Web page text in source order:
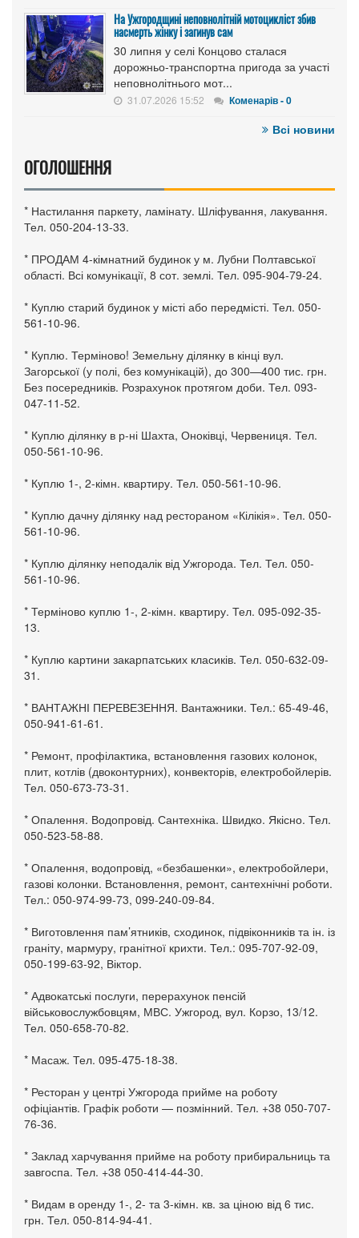
На Ужгородщині неповнолітній мотоцикліст збив
насмерть жінку і загинув сам
30 липня у селі Концово сталася
дорожньо-транспортна пригода за участі
неповнолітнього мот...
31.07.2026 15:52 Коменарів - 0
Всі новини
ОГОЛОШЕННЯ
* Настилання паркету, ламінату. Шліфування, лакування.
Тел. 050-204-13-33.
* ПРОДАМ 4-кімнатний будинок у м. Лубни Полтавської
області. Всі комунікації, 8 сот. землі. Тел. 095-904-79-24.
* Куплю старий будинок у місті або передмісті. Тел. 050-
561-10-96.
* Куплю. Терміново! Земельну ділянку в кінці вул.
Загорської (у полі, без комунікацій), до 300—400 тис. грн.
Без посередників. Розрахунок протягом доби. Тел. 093-
047-11-52.
* Куплю ділянку в р-ні Шахта, Оноківці, Червениця. Тел.
050-561-10-96.
* Куплю 1-, 2-кімн. квартиру. Тел. 050-561-10-96.
* Куплю дачну ділянку над рестораном «Кілікія». Тел. 050-
561-10-96.
* Куплю ділянку неподалік від Ужгорода. Тел. Тел. 050-
561-10-96.
* Терміново куплю 1-, 2-кімн. квартиру. Тел. 095-092-35-
13.
* Куплю картини закарпатських класиків. Тел. 050-632-09-
31.
* ВАНТАЖНІ ПЕРЕВЕЗЕННЯ. Вантажники. Тел.: 65-49-46,
050-941-61-61.
* Ремонт, профілактика, встановлення газових колонок,
плит, котлів (двоконтурних), конвекторів, електробойлерів.
Тел. 050-673-73-31.
* Опалення. Водопровід. Сантехніка. Швидко. Якісно. Тел.
050-523-58-88.
* Опалення, водопровід, «безбашенки», електробойлери,
газові колонки. Встановлення, ремонт, сантехнічні роботи.
Тел.: 050-974-99-73, 099-240-09-84.
* Виготовлення пам’ятників, сходинок, підвіконників та ін. із
граніту, мармуру, гранітної крихти. Тел.: 095-707-92-09,
050-199-63-92, Віктор.
* Адвокатські послуги, перерахунок пенсій
військовослужбовцям, МВС. Ужгород, вул. Корзо, 13/12.
Тел. 050-658-70-82.
* Масаж. Тел. 095-475-18-38.
* Ресторан у центрі Ужгорода прийме на роботу
офіціантів. Графік роботи — позмінний. Тел. +38 050-707-
76-36.
* Заклад харчування прийме на роботу прибиральниць та
завгоспа. Тел. +38 050-414-44-30.
* Видам в оренду 1-, 2- та 3-кімн. кв. за ціною від 6 тис.
грн. Тел. 050-814-94-41.